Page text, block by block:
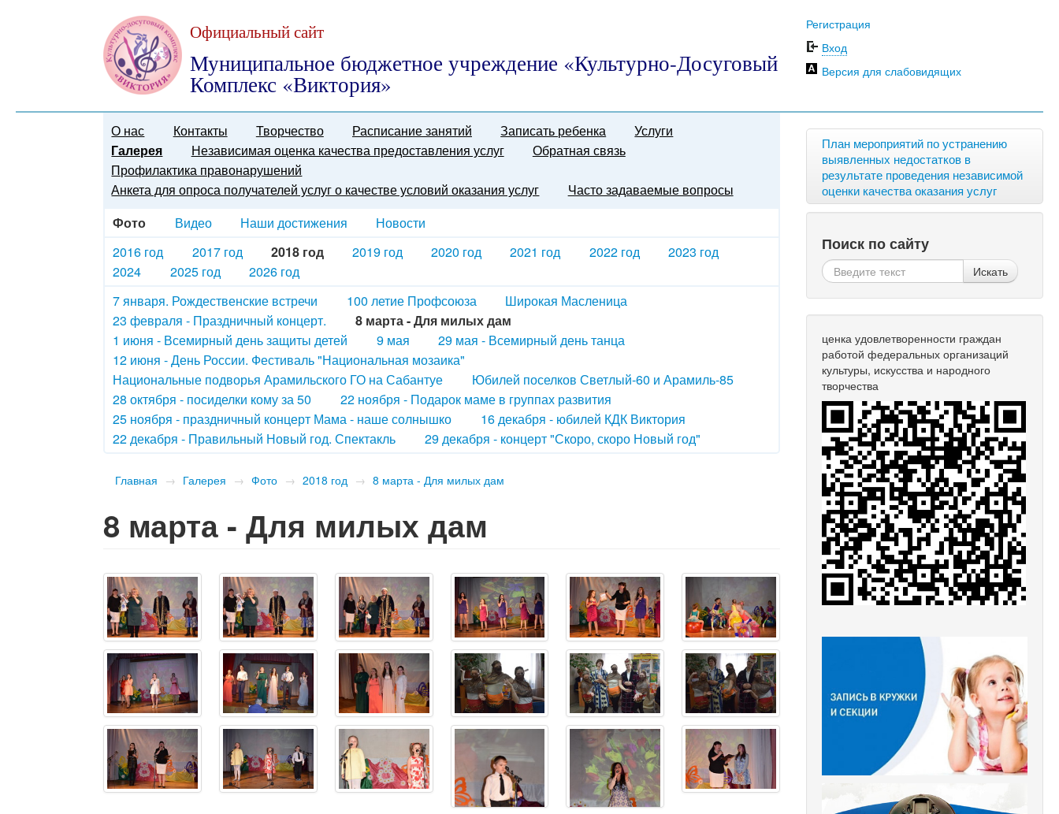
Официальный сайт
Муниципальное бюджетное учреждение «Культурно-Досуговый
Комплекс «Виктория»
Регистрация
Вход
Версия для слабовидящих
О нас Контакты Творчество Расписание занятий Записать ребенка
Услуги
Галерея
Независимая оценка качества предоставления услуг
Обратная связь
Профилактика правонарушений
Анкета для опроса получателей услуг о качестве условий оказания услуг
Часто задаваемые вопросы
Фото
Видео Наши достижения
Новости
2016 год
2017 год 2018 год 2019 год 2020 год 2021 год 2022 год
2023 год
2024
2025 год
2026 год
7 января. Рождественские встречи
100 летие Профсоюза
Широкая Масленица
23 февраля - Праздничный концерт.
8 марта - Для милых дам
1 июня - Всемирный день защиты детей
9 мая
29 мая - Всемирный день танца
12 июня - День России. Фестиваль "Национальная мозаика"
Национальные подворья Арамильского ГО на Сабантуе
Юбилей поселков Светлый-60 и Арамиль-85
28 октября - посиделки кому за 50
22 ноября - Подарок маме в группах развития
25 ноября - праздничный концерт Мама - наше солнышко
16 декабря - юбилей КДК Виктория
22 декабря - Правильный Новый год. Спектакль
29 декабря - концерт "Скоро, скоро Новый год"
Главная → Галерея → Фото → 2018 год → 8 марта - Для милых дам
8 марта - Для милых дам
План мероприятий по устранению
выявленных недостатков в
результате проведения независимой
оценки качества оказания услуг
Поиск по сайту
Искать
ценка удовлетворенности граждан
работой федеральных организаций
культуры, искусства и народного
творчества